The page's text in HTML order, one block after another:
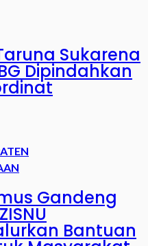
Sukarena
Dipindahkan
Gandeng
Bantuan